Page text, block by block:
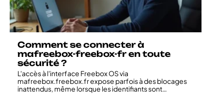
Comment se connecter à
mafreebox-freebox-fr en toute
sécurité ?
L'accès à l'interface Freebox OS via
mafreebox.freebox.fr expose parfois à des blocages
inattendus, même lorsque les identifiants sont…